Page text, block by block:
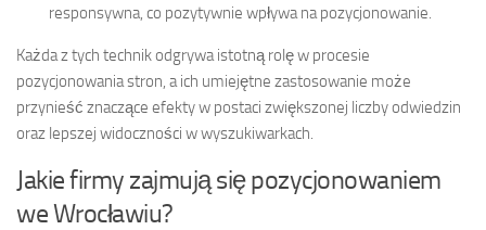
responsywna, co pozytywnie wpływa na pozycjonowanie.
Każda z tych technik odgrywa istotną rolę w procesie
pozycjonowania stron, a ich umiejętne zastosowanie może
przynieść znaczące efekty w postaci zwiększonej liczby odwiedzin
oraz lepszej widoczności w wyszukiwarkach.
Jakie firmy zajmują się pozycjonowaniem
we Wrocławiu?